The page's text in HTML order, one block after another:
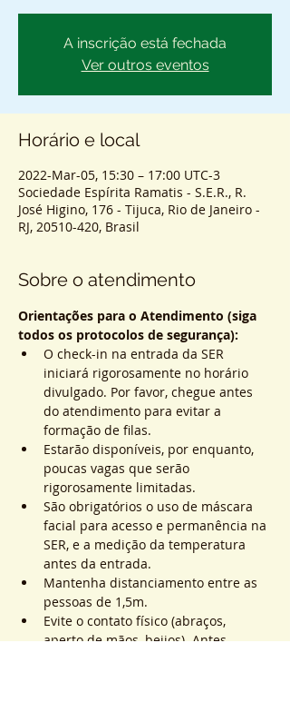
A inscrição está fechada
Ver outros eventos
Horário e local
2022-Mar-05, 15:30 – 17:00 UTC-3
Sociedade Espírita Ramatis - S.E.R., R.
José Higino, 176 - Tijuca, Rio de Janeiro -
RJ, 20510-420, Brasil
Sobre o atendimento
Orientações para o Atendimento (siga
todos os protocolos de segurança):
O check-in na entrada da SER
iniciará rigorosamente no horário
divulgado. Por favor, chegue antes
do atendimento para evitar a
formação de filas.
Estarão disponíveis, por enquanto,
poucas vagas que serão
rigorosamente limitadas.
São obrigatórios o uso de máscara
facial para acesso e permanência na
SER, e a medição da temperatura
antes da entrada.
Mantenha distanciamento entre as
pessoas de 1,5m.
Evite o contato físico (abraços,
aperto de mãos, beijos). Antes,